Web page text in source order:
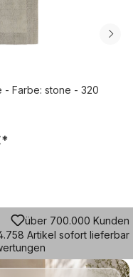
- Farbe: stone - 320
Preis:
*
über 700.000 Kunden
Artikel sofort lieferbar